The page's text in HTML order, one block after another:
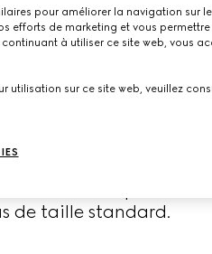
ceinture Gucci?
votre taille en
trou de la
entre le début
de cinq trous
de taille standard.
pour améliorer la navigation sur
efforts de marketing et vous
à utiliser ce site web, vous
utilisation sur ce site web, veuillez